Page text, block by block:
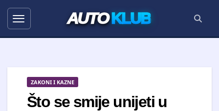
AUTOKLUB
ZAKONI I KAZNE
Što se smije unijeti u